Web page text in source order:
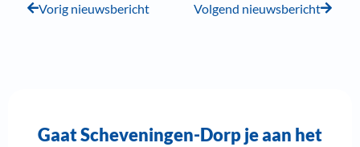
Vorig nieuwsbericht Volgend nieuwsbericht
Gaat Scheveningen-Dorp je aan het